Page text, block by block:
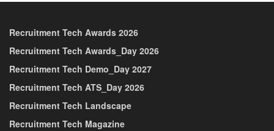
Recruitment Tech Awards 2026
Recruitment Tech Awards_Day 2026
Recruitment Tech Demo_Day 2027
Recruitment Tech ATS_Day 2026
Recruitment Tech Landscape
Recruitment Tech Magazine